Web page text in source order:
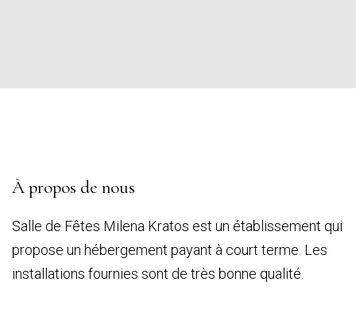
À propos de nous
Salle de Fêtes Milena Kratos est un établissement qui
propose un hébergement payant à court terme. Les
installations fournies sont de très bonne qualité.